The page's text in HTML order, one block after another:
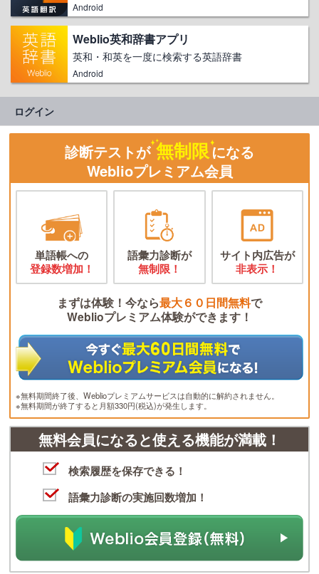
Android
Weblio英和辞書アプリ
英和・和英を一度に検索する英語辞書
Android
ログイン
診断テストが 無制限になる
Weblioプレミアム会員
単語帳への
登録数増加！
語彙力診断が
無制限！
サイト内広告が
非表示！
まずは体験！今なら最大６０日間無料で
Weblioプレミアム体験ができます！
※無料期間終了後、Weblioプレミアムサービスは自動的に解約されません。
※無料期間が終了すると月額330円(税込)が発生します。
無料会員になると使える機能が満載！
検索履歴を保存できる！
語彙力診断の実施回数増加！